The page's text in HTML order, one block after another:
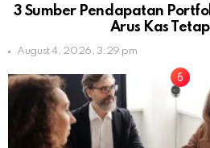
3 Sumber Pendapatan
Arus Kas
August 4, 2026, 3:29 pm